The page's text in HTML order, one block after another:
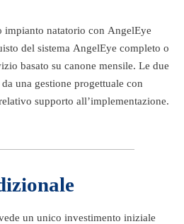
impianto natatorio con AngelEye
del sistema AngelEye completo o
basato su canone mensile. Le due
una gestione progettuale con
supporto all’implementazione.
un unico investimento iniziale